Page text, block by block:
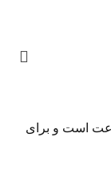
میلی آمپر ساعت است و برای